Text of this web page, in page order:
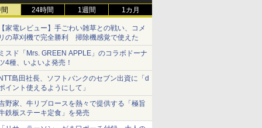
24時間 1週間 1カ月
家電レビュー】手ごわい雑草との戦い、コメ
の草刈機で完全勝利 掃除機感覚で使えた
スド「Mrs. GREEN APPLE」のコラボドーナ
4種、いよいよ発売！
島田社長、ソフトバンクのセブン出資に「d
イント使えるようにして」
野家、牛リブロースを熱々で提供する「極旨
鉄板ステーキ定食」を発売